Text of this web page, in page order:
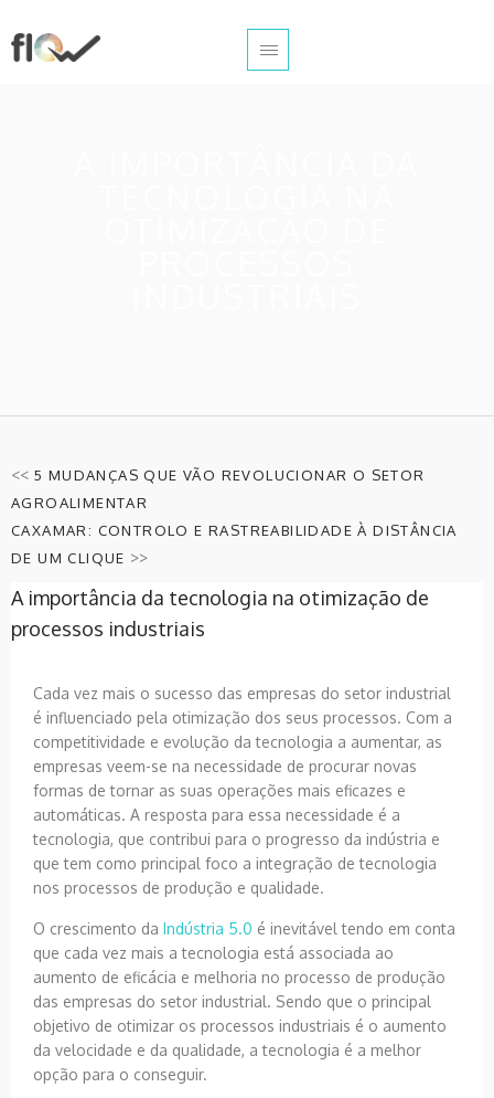
<< 5 MUDANÇAS QUE VÃO REVOLUCIONAR O SETOR
AGROALIMENTAR
CAXAMAR: CONTROLO E RASTREABILIDADE À DISTÂNCIA
DE UM CLIQUE >>
A importância da tecnologia na otimização de
processos industriais
Cada vez mais o sucesso das empresas do setor industrial
é influenciado pela otimização dos seus processos. Com a
competitividade e evolução da tecnologia a aumentar, as
empresas veem-se na necessidade de procurar novas
formas de tornar as suas operações mais eficazes e
automáticas. A resposta para essa necessidade é a
tecnologia, que contribui para o progresso da indústria e
que tem como principal foco a integração de tecnologia
nos processos de produção e qualidade.
O crescimento da Indústria 5.0 é inevitável tendo em conta
que cada vez mais a tecnologia está associada ao
aumento de eficácia e melhoria no processo de produção
das empresas do setor industrial. Sendo que o principal
objetivo de otimizar os processos industriais é o aumento
da velocidade e da qualidade, a tecnologia é a melhor
opção para o conseguir.